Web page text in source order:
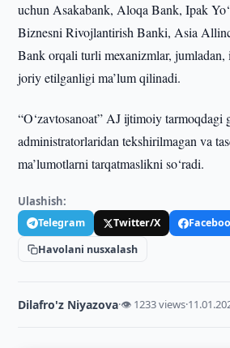
uchun Asakabank, Aloqa Bank, Ipak
Biznesni Rivojlantirish Banki, Asia
Bank orqali turli mexanizmlar, jumladan,
joriy etilganligi ma’lum qilinadi.
“O‘zavtosanoat” AJ ijtimoiy tarmoqdagi
administratorlaridan tekshirilmagan va
ma’lumotlarni tarqatmaslikni so‘radi.
Ulashish:
Telegram Twitter/X
Havolani nusxalash
Dilafro'z Niyazova·👁 1233 views·